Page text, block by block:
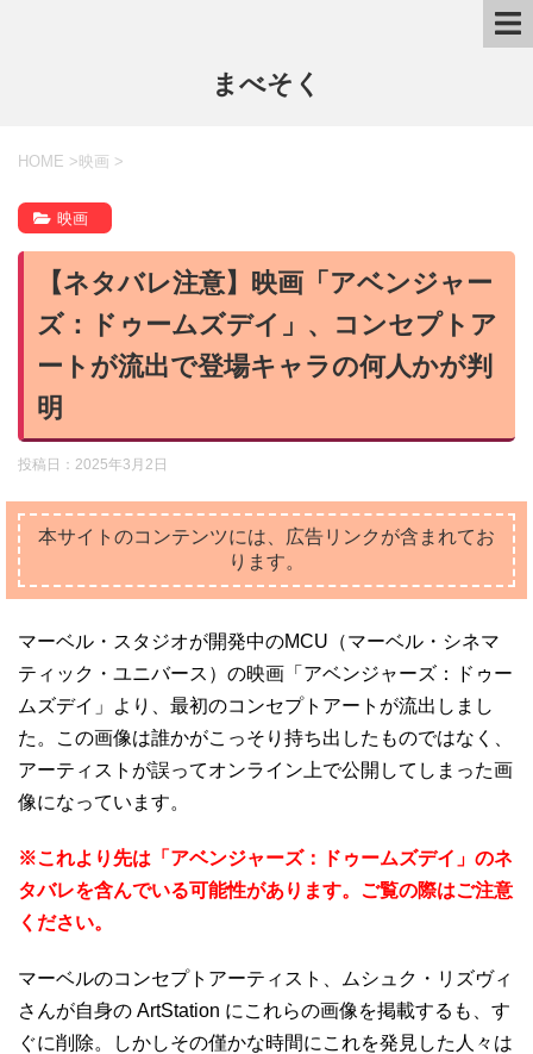
まべそく
HOME > 映画 >
映画
【ネタバレ注意】映画「アベンジャー
ズ：ドゥームズデイ」、コンセプトア
ートが流出で登場キャラの何人かが判
明
投稿日： 2025年3月2日
本サイトのコンテンツには、広告リンクが含まれてお
ります。
マーベル・スタジオが開発中のMCU（マーベル・シネマ
ティック・ユニバース）の映画「アベンジャーズ：ドゥー
ムズデイ」より、最初のコンセプトアートが流出しまし
た。この画像は誰かがこっそり持ち出したものではなく、
アーティストが誤ってオンライン上で公開してしまった画
像になっています。
※これより先は「アベンジャーズ：ドゥームズデイ」のネ
タバレを含んでいる可能性があります。ご覧の際はご注意
ください。
マーベルのコンセプトアーティスト、ムシュク・リズヴィ
さんが自身の ArtStation にこれらの画像を掲載するも、す
ぐに削除。しかしその僅かな時間にこれを発見した人々は